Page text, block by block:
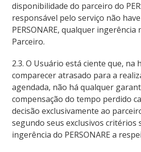
disponibilidade do parceiro do
responsável pelo serviço não
PERSONARE, qualquer ingerência
Parceiro.
2.3. O Usuário está ciente que, na
comparecer atrasado para a
agendada, não há qualquer
compensação do tempo perdido
decisão exclusivamente ao
segundo seus exclusivos critérios
ingerência do PERSONARE a